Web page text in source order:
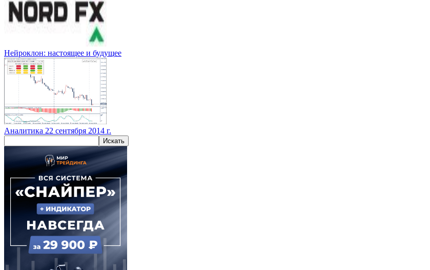
Нейроклон: настоящее и будущее
Аналитика 22 сентября 2014 г.